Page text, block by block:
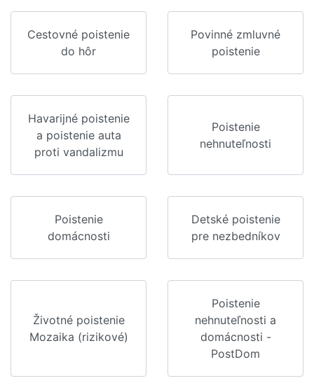
Cestovné poistenie
do hôr
Povinné zmluvné
poistenie
Havarijné poistenie
a poistenie auta
proti vandalizmu
Poistenie
nehnuteľnosti
Poistenie
domácnosti
Detské poistenie
pre nezbedníkov
Životné poistenie
Mozaika (rizikové)
Poistenie
nehnuteľnosti a
domácnosti -
PostDom